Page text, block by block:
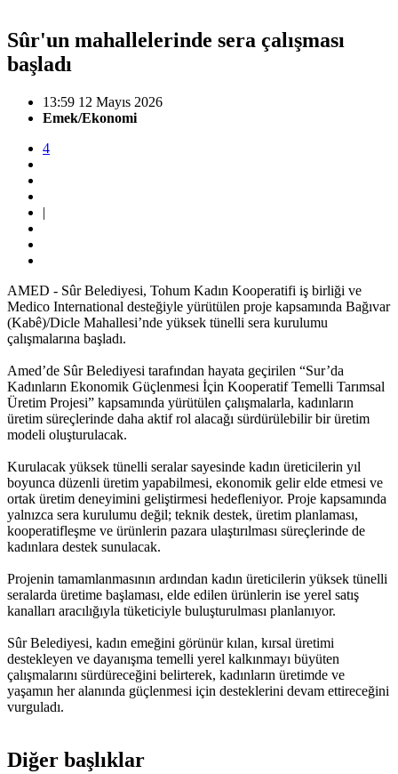
Sûr'un mahallelerinde sera çalışması
başladı
13:59 12 Mayıs 2026
Emek/Ekonomi
4
|
AMED - Sûr Belediyesi, Tohum Kadın Kooperatifi iş birliği ve
Medico International desteğiyle yürütülen proje kapsamında Bağıvar
(Kabê)/Dicle Mahallesi’nde yüksek tünelli sera kurulumu
çalışmalarına başladı.
Amed’de Sûr Belediyesi tarafından hayata geçirilen “Sur’da
Kadınların Ekonomik Güçlenmesi İçin Kooperatif Temelli Tarımsal
Üretim Projesi” kapsamında yürütülen çalışmalarla, kadınların
üretim süreçlerinde daha aktif rol alacağı sürdürülebilir bir üretim
modeli oluşturulacak.
Kurulacak yüksek tünelli seralar sayesinde kadın üreticilerin yıl
boyunca düzenli üretim yapabilmesi, ekonomik gelir elde etmesi ve
ortak üretim deneyimini geliştirmesi hedefleniyor. Proje kapsamında
yalnızca sera kurulumu değil; teknik destek, üretim planlaması,
kooperatifleşme ve ürünlerin pazara ulaştırılması süreçlerinde de
kadınlara destek sunulacak.
Projenin tamamlanmasının ardından kadın üreticilerin yüksek tünelli
seralarda üretime başlaması, elde edilen ürünlerin ise yerel satış
kanalları aracılığıyla tüketiciyle buluşturulması planlanıyor.
Sûr Belediyesi, kadın emeğini görünür kılan, kırsal üretimi
destekleyen ve dayanışma temelli yerel kalkınmayı büyüten
çalışmalarını sürdüreceğini belirterek, kadınların üretimde ve
yaşamın her alanında güçlenmesi için desteklerini devam ettireceğini
vurguladı.
Diğer başlıklar